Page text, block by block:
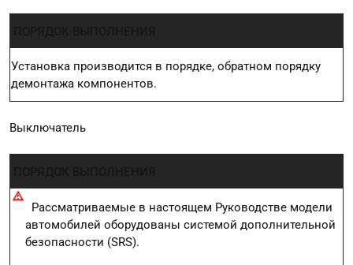
Установка производится в порядке, обратном порядку
демонтажа компонентов.
Выключатель
Рассматриваемые в настоящем Руководстве модели
автомобилей оборудованы системой дополнительной
безопасности (SRS).